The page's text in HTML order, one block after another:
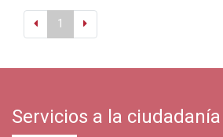
1
Servicios a la ciudadanía